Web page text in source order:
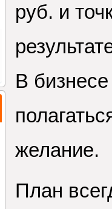
руб. и
В
желание.
План